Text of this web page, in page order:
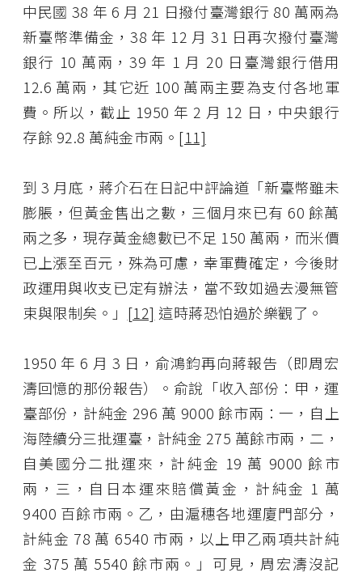
中民國 38 年 6 月 21 日撥付臺灣銀行 80 萬兩為
新臺幣準備金，38 年 12 月 31 日再次撥付臺灣
銀行 10 萬兩，39 年 1 月 20 日臺灣銀行借用
12.6 萬兩，其它近 100 萬兩主要為支付各地軍
費。所以，截止 1950 年 2 月 12 日，中央銀行
存餘 92.8 萬純金市兩。 [11]
到 3 月底，蔣介石在日記中評論道「新臺幣雖未
膨脹，但黃金售出之數，三個月來已有 60 餘萬
兩之多，現存黃金總數已不足 150 萬兩，而米價
已上漲至百元，殊為可慮，幸軍費確定，今後財
政運用與收支已定有辦法，當不致如過去漫無管
束與限制矣。」 [12] 這時蔣恐怕過於樂觀了。
1950 年 6 月 3 日，俞鴻鈞再向蔣報告（即周宏
濤回憶的那份報告）。俞說「收入部份：甲，運
臺部份，計純金 296 萬 9000 餘市兩：一，自上
海陸續分三批運臺，計純金 275 萬餘市兩，二，
自美國分二批運來，計純金 19 萬 9000 餘市
兩，三，自日本運來賠償黃金，計純金 1 萬
9400 百餘市兩。乙，由滬穗各地運廈門部分，
計純金 78 萬 6540 市兩，以上甲乙兩項共計純
金 375 萬 5540 餘市兩。」可見，周宏濤沒記